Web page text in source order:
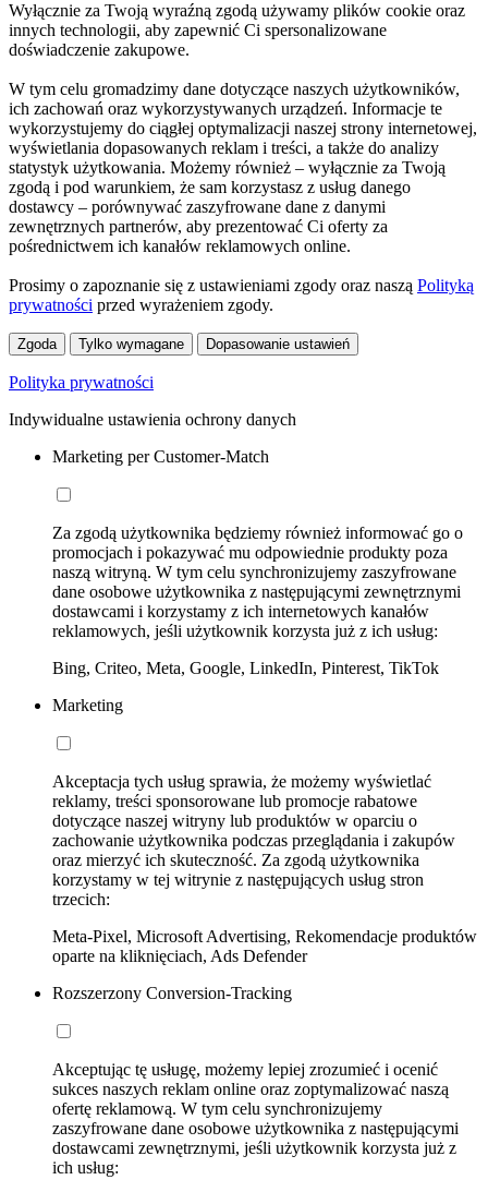
Wyłącznie za Twoją wyraźną zgodą używamy plików cookie oraz
innych technologii, aby zapewnić Ci spersonalizowane
doświadczenie zakupowe.
W tym celu gromadzimy dane dotyczące naszych użytkowników,
ich zachowań oraz wykorzystywanych urządzeń. Informacje te
wykorzystujemy do ciągłej optymalizacji naszej strony internetowej,
wyświetlania dopasowanych reklam i treści, a także do analizy
statystyk użytkowania. Możemy również – wyłącznie za Twoją
zgodą i pod warunkiem, że sam korzystasz z usług danego
dostawcy – porównywać zaszyfrowane dane z danymi
zewnętrznych partnerów, aby prezentować Ci oferty za
pośrednictwem ich kanałów reklamowych online.
Prosimy o zapoznanie się z ustawieniami zgody oraz naszą Polityką
prywatności przed wyrażeniem zgody.
Zgoda Tylko wymagane Dopasowanie ustawień
Polityka prywatności
Indywidualne ustawienia ochrony danych
Marketing per Customer-Match
Za zgodą użytkownika będziemy również informować go o
promocjach i pokazywać mu odpowiednie produkty poza
naszą witryną. W tym celu synchronizujemy zaszyfrowane
dane osobowe użytkownika z następującymi zewnętrznymi
dostawcami i korzystamy z ich internetowych kanałów
reklamowych, jeśli użytkownik korzysta już z ich usług:
Bing, Criteo, Meta, Google, LinkedIn, Pinterest, TikTok
Marketing
Akceptacja tych usług sprawia, że możemy wyświetlać
reklamy, treści sponsorowane lub promocje rabatowe
dotyczące naszej witryny lub produktów w oparciu o
zachowanie użytkownika podczas przeglądania i zakupów
oraz mierzyć ich skuteczność. Za zgodą użytkownika
korzystamy w tej witrynie z następujących usług stron
trzecich:
Meta-Pixel, Microsoft Advertising, Rekomendacje produktów
oparte na kliknięciach, Ads Defender
Rozszerzony Conversion-Tracking
Akceptując tę usługę, możemy lepiej zrozumieć i ocenić
sukces naszych reklam online oraz zoptymalizować naszą
ofertę reklamową. W tym celu synchronizujemy
zaszyfrowane dane osobowe użytkownika z następującymi
dostawcami zewnętrznymi, jeśli użytkownik korzysta już z
ich usług: